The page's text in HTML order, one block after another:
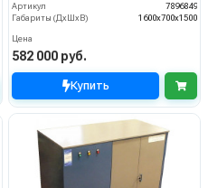
Артикул
7896849
Габариты (ДхШхВ)
1600х700х1500
Цена
582 000 руб.
Купить